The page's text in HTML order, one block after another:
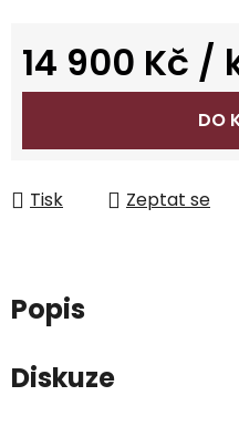
14 900 Kč /
Měrná cena:
DO
Tisk Zeptat se
Popis
Diskuze